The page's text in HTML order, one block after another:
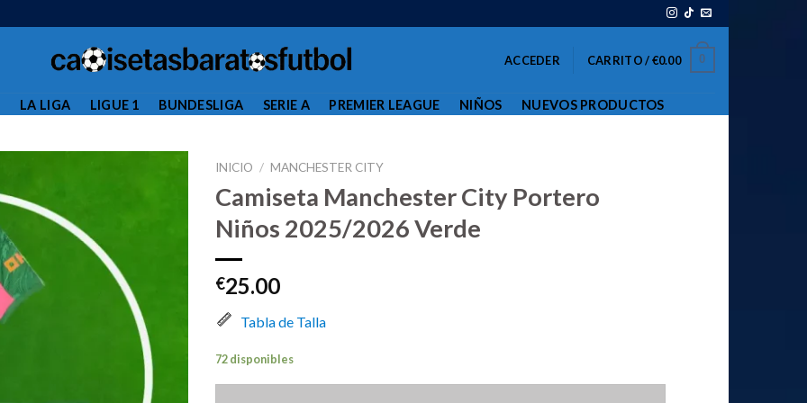
ACCEDER CARRITO /€0.00 0
LA LIGA LIGUE 1 BUNDESLIGA SERIE A PREMIER LEAGUE NIÑOS NUEVOS PRODUCTOS
INICIO / MANCHESTER CITY
Camiseta Manchester City Portero
Niños 2025/2026 Verde
€25.00
Tabla de Talla
72 disponibles